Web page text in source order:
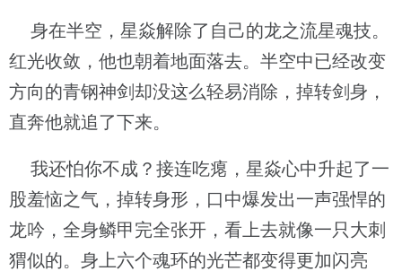
身在半空，星焱解除了自己的龙之流星魂技。
红光收敛，他也朝着地面落去。半空中已经改变
方向的青钢神剑却没这么轻易消除，掉转剑身，
直奔他就追了下来。
我还怕你不成？接连吃瘪，星焱心中升起了一
股羞恼之气，掉转身形，口中爆发出一声强悍的
龙吟，全身鳞甲完全张开，看上去就像一只大刺
猬似的。身上六个魂环的光芒都变得更加闪亮